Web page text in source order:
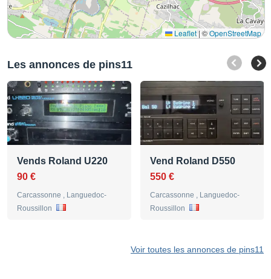
Leaflet|©OpenStreetMap
Les annonces de pins11
Vends Roland U220
90 €
Carcassonne , Languedoc-
Roussillon
Vend Roland D550
550 €
Carcassonne , Languedoc-
Roussillon
Voir toutes les annonces de pins11